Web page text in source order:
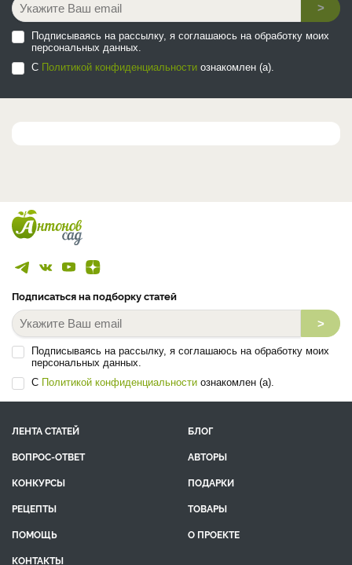
>
Подписываясь на рассылку, я соглашаюсь на обработку моих
персональных данных.
С Политикой конфиденциальности ознакомлен (а).
Подписаться на подборку статей
>
Подписываясь на рассылку, я соглашаюсь на обработку моих
персональных данных.
С Политикой конфиденциальности ознакомлен (а).
ЛЕНТА СТАТЕЙ
БЛОГ
ВОПРОС-ОТВЕТ
АВТОРЫ
КОНКУРСЫ
ПОДАРКИ
РЕЦЕПТЫ
ТОВАРЫ
ПОМОЩЬ
О ПРОЕКТЕ
КОНТАКТЫ